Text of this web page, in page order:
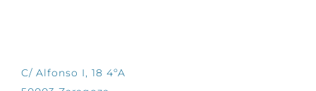
C/ Alfonso I, 18 4ºA